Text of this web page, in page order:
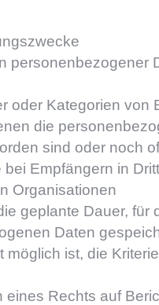
personenbezogener
oder Kategorien von
die
sind oder noch
Empfängern in
Organisationen
geplante Dauer, für
Daten
möglich ist, die
eines Rechts auf